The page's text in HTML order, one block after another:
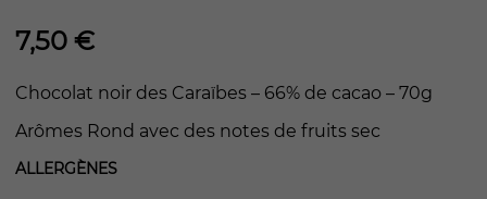
7,50 €
Chocolat noir des Caraïbes – 66% de cacao – 70g
Arômes Rond avec des notes de fruits sec
ALLERGÈNES